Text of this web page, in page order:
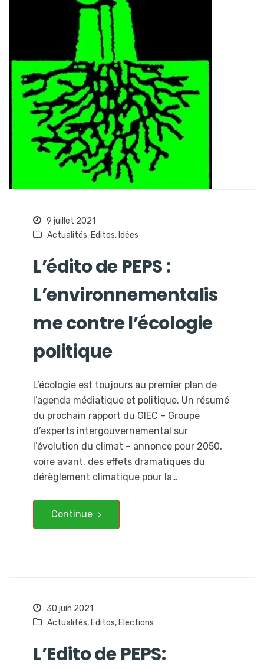
9 juillet 2021
Actualités, Editos, Idées
L’édito de PEPS :
L’environnementalis
me contre l’écologie
politique
L’écologie est toujours au premier plan de
l’agenda médiatique et politique. Un résumé
du prochain rapport du GIEC – Groupe
d’experts intergouvernemental sur
l’évolution du climat – annonce pour 2050,
voire avant, des effets dramatiques du
dérèglement climatique pour la…
Continue
30 juin 2021
Actualités, Editos, Elections
L’Edito de PEPS: